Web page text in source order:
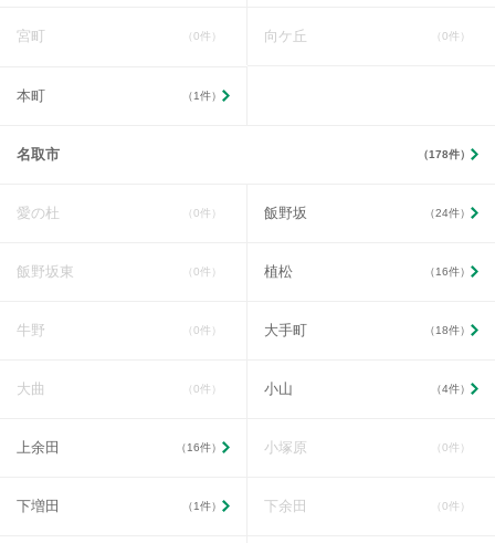
宮町 （0件） 向ケ丘 （0件）
本町 （1件）
名取市 （178件）
愛の杜 （0件） 飯野坂 （24件）
飯野坂東 （0件） 植松 （16件）
牛野 （0件） 大手町 （18件）
大曲 （0件） 小山 （4件）
上余田 （16件） 小塚原 （0件）
下増田 （1件） 下余田 （0件）